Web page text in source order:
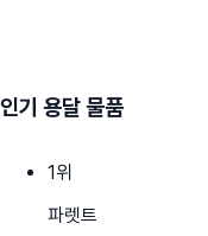
인기 용달 물품
1위
파렛트